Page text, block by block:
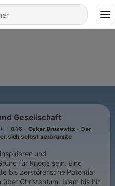
Gesellschaft
646 - Oskar Brüsewitz - Der
sich selbst verbrannte
und
für Kriege sein. Eine
bis zerstörerische Potential
über Christentum, Islam bis hin